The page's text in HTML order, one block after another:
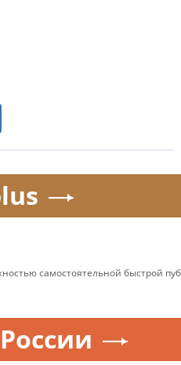
самостоятельной быстрой